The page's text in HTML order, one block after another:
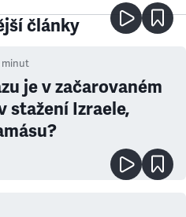
články
minut
je v začarovaném
stažení Izraele,